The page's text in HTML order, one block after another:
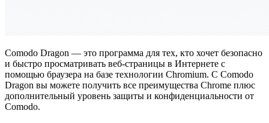
Comodo Dragon — это программа для тех, кто хочет безопасно
и быстро просматривать веб-страницы в Интернете с
помощью браузера на базе технологии Chromium. С Comodo
Dragon вы можете получить все преимущества Chrome плюс
дополнительный уровень защиты и конфиденциальности от
Comodo.